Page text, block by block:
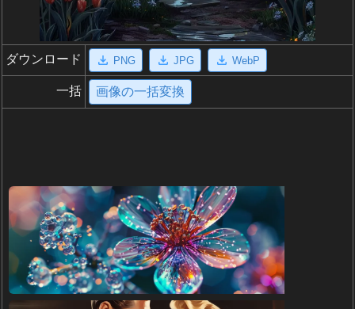
ダウンロード PNG JPG WebP
一括 画像の一括変換